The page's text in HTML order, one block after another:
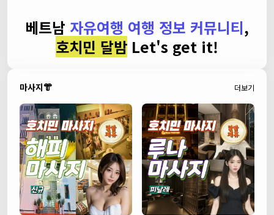
베트남 자유여행 여행 정보 커뮤니티,
호치민 달밤 Let's get it!
마사지👘 더보기